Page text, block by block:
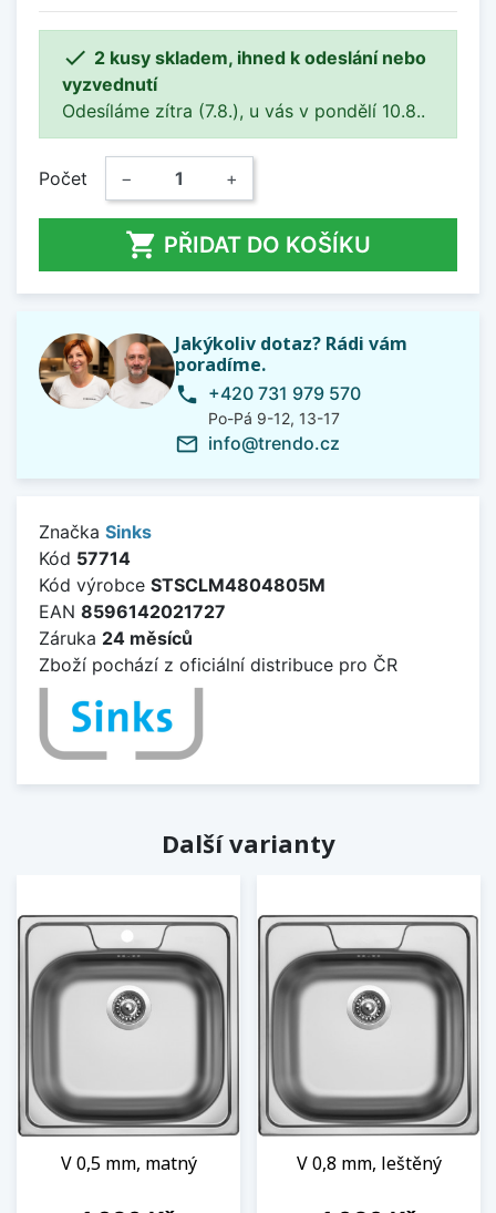
 2 kusy skladem, ihned k odeslání nebo
vyzvednutí
Odesíláme zítra (7.8.), u vás v pondělí 10.8..
Počet − +
 PŘIDAT DO KOŠÍKU
Jakýkoliv dotaz? Rádi vám
poradíme.
phone +420 731 979 570
Po-Pá 9-12, 13-17
mail_outline info@trendo.cz
Značka Sinks
Kód 57714
Kód výrobce STSCLM4804805M
EAN 8596142021727
Záruka 24 měsíců
Zboží pochází z oficiální distribuce pro ČR
Další varianty
V 0,5 mm, matný V 0,8 mm, leštěný